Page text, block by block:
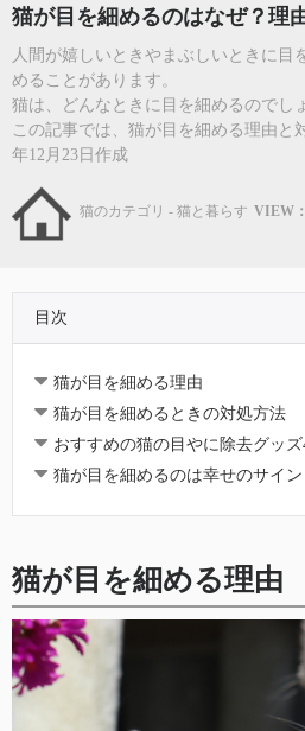
猫が目を細めるのはなぜ？理
人間が嬉しいときやまぶしいときに目
めることがあります。
猫は、どんなときに目を細めるのでし
この記事では、猫が目を細める理由と
年12月23日作成
猫のカテゴリ - 猫と暮らす VIEW：
目次
猫が目を細める理由
猫が目を細めるときの対処方法
おすすめの猫の目やに除去グッズ
猫が目を細めるのは幸せのサイン
猫が目を細める理由